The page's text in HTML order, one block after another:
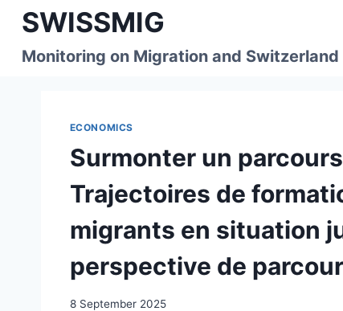
Skip
content
SWISSMIG
Monitoring on Migration and Switzerland
ECONOMICS
Surmonter un
Trajectoires de
migrants en situation
perspective de
8 September 2025